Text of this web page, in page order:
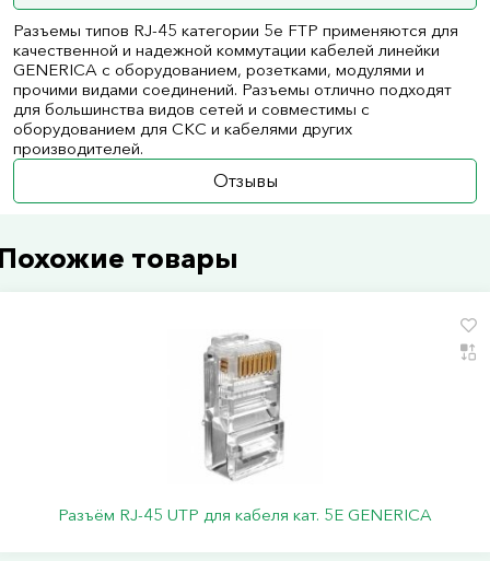
Разъемы типов RJ-45 категории 5e FTP применяются для
качественной и надежной коммутации кабелей линейки
GENERICA с оборудованием, розетками, модулями и
прочими видами соединений. Разъемы отлично подходят
для большинства видов сетей и совместимы с
оборудованием для СКС и кабелями других
производителей.
Отзывы
товары
Разъём RJ-45 UTP для кабеля кат. 5Е GENERICA